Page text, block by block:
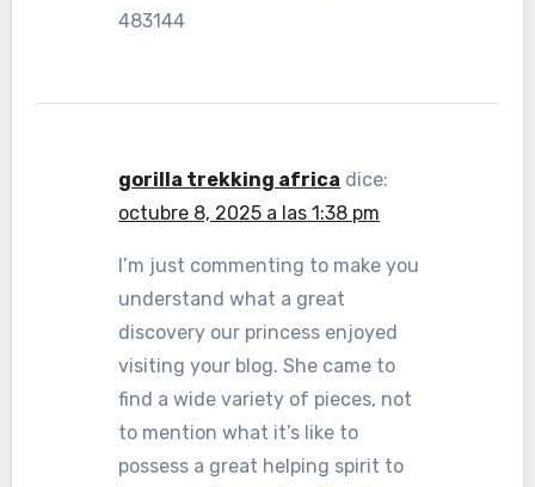
483144
gorilla trekking africa dice:
octubre 8, 2025 a las 1:38 pm
I’m just commenting to make you
understand what a great
discovery our princess enjoyed
visiting your blog. She came to
find a wide variety of pieces, not
to mention what it’s like to
possess a great helping spirit to